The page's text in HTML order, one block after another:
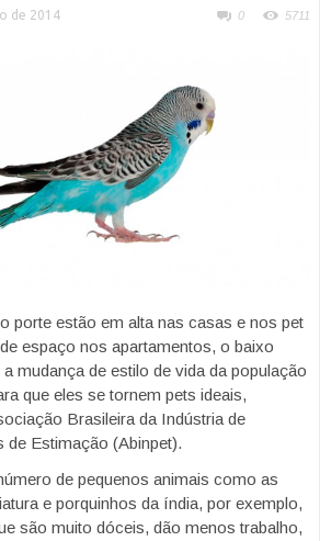
de 2014 0 5711
porte estão em alta nas casas e nos pet
espaço nos apartamentos, o baixo
mudança de estilo de vida da população
que eles se tornem pets ideais,
Brasileira da Indústria de
de Estimação (Abinpet).
de pequenos animais como as
e porquinhos da índia, por exemplo,
são muito dóceis, dão menos trabalho,